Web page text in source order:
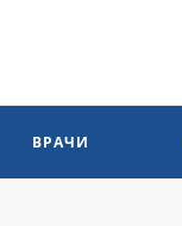
ВРАЧИ